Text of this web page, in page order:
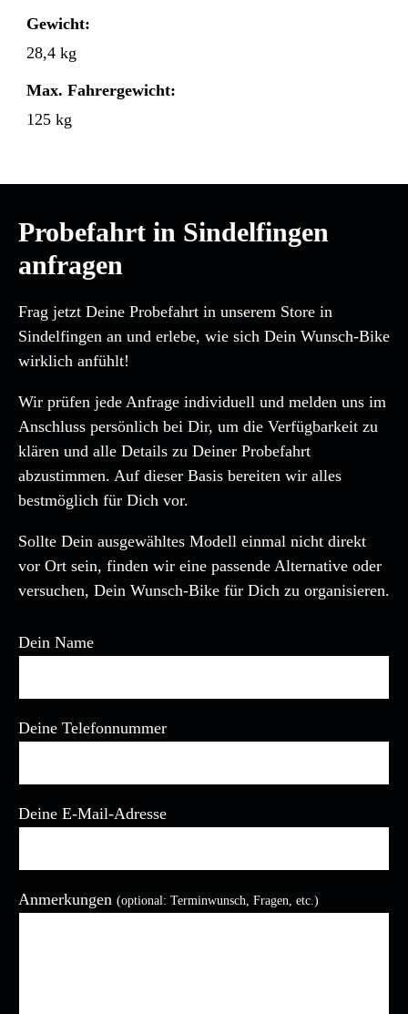
Gewicht:
28,4 kg
Max. Fahrergewicht:
125 kg
Probefahrt in Sindelfingen
anfragen
Frag jetzt Deine Probefahrt in unserem Store in
Sindelfingen an und erlebe, wie sich Dein Wunsch-Bike
wirklich anfühlt!
Wir prüfen jede Anfrage individuell und melden uns im
Anschluss persönlich bei Dir, um die Verfügbarkeit zu
klären und alle Details zu Deiner Probefahrt
abzustimmen. Auf dieser Basis bereiten wir alles
bestmöglich für Dich vor.
Sollte Dein ausgewähltes Modell einmal nicht direkt
vor Ort sein, finden wir eine passende Alternative oder
versuchen, Dein Wunsch-Bike für Dich zu organisieren.
Dein Name
Deine Telefonnummer
Deine E-Mail-Adresse
Bitte lasse dieses Feld leer.
Anmerkungen (optional: Terminwunsch, Fragen, etc.)